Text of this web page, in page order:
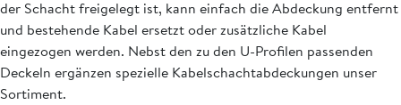
der Schacht freigelegt ist, kann einfach die Abdeckung entfernt
und bestehende Kabel ersetzt oder zusätzliche Kabel
eingezogen werden. Nebst den zu den U-Profilen passenden
Deckeln ergänzen spezielle Kabelschachtabdeckungen unser
Sortiment.